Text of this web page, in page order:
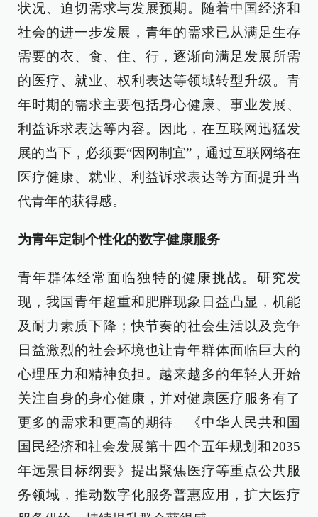
状况、迫切需求与发展预期。随着中国经济和
社会的进一步发展，青年的需求已从满足生存
需要的衣、食、住、行，逐渐向满足发展所需
的医疗、就业、权利表达等领域转型升级。青
年时期的需求主要包括身心健康、事业发展、
利益诉求表达等内容。因此，在互联网迅猛发
展的当下，必须要“因网制宜”，通过互联网络在
医疗健康、就业、利益诉求表达等方面提升当
代青年的获得感。
为青年定制个性化的数字健康服务
青年群体经常面临独特的健康挑战。研究发
现，我国青年超重和肥胖现象日益凸显，机能
及耐力素质下降；快节奏的社会生活以及竞争
日益激烈的社会环境也让青年群体面临巨大的
心理压力和精神负担。越来越多的年轻人开始
关注自身的身心健康，并对健康医疗服务有了
更多的需求和更高的期待。《中华人民共和国
国民经济和社会发展第十四个五年规划和2035
年远景目标纲要》提出聚焦医疗等重点公共服
务领域，推动数字化服务普惠应用，扩大医疗